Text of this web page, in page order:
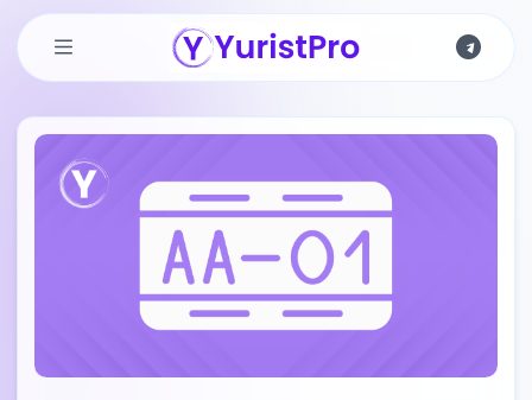
Skip to main content